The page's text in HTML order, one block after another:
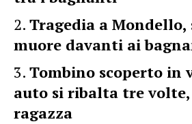
Tragedia a Mondello,
muore davanti ai
Tombino scoperto in
auto si ribalta tre
ragazza